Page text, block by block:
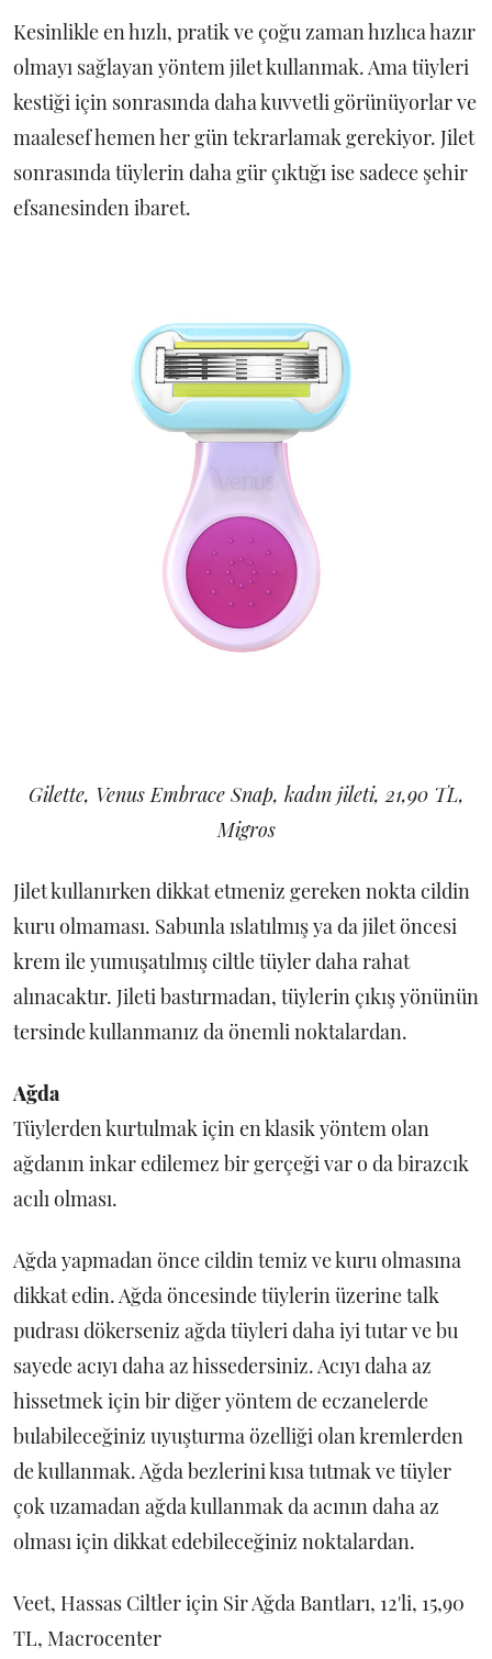
Kesinlikle en hızlı, pratik ve çoğu zaman hızlıca hazır
olmayı sağlayan yöntem jilet kullanmak. Ama tüyleri
kestiği için sonrasında daha kuvvetli görünüyorlar ve
maalesef hemen her gün tekrarlamak gerekiyor. Jilet
sonrasında tüylerin daha gür çıktığı ise sadece şehir
efsanesinden ibaret.
Gilette, Venus Embrace Snap, kadın jileti, 21,90 TL,
Migros
Jilet kullanırken dikkat etmeniz gereken nokta cildin
kuru olmaması. Sabunla ıslatılmış ya da jilet öncesi
krem ile yumuşatılmış ciltle tüyler daha rahat
alınacaktır. Jileti bastırmadan, tüylerin çıkış yönünün
tersinde kullanmanız da önemli noktalardan.
Ağda
Tüylerden kurtulmak için en klasik yöntem olan
ağdanın inkar edilemez bir gerçeği var o da birazcık
acılı olması.
Ağda yapmadan önce cildin temiz ve kuru olmasına
dikkat edin. Ağda öncesinde tüylerin üzerine talk
pudrası dökerseniz ağda tüyleri daha iyi tutar ve bu
sayede acıyı daha az hissedersiniz. Acıyı daha az
hissetmek için bir diğer yöntem de eczanelerde
bulabileceğiniz uyuşturma özelliği olan kremlerden
de kullanmak. Ağda bezlerini kısa tutmak ve tüyler
çok uzamadan ağda kullanmak da acının daha az
olması için dikkat edebileceğiniz noktalardan.
Veet, Hassas Ciltler için Sir Ağda Bantları, 12'li, 15,90
TL, Macrocenter